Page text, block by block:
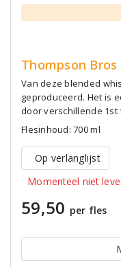
Thompson
Van deze blended
geproduceerd. Het is
door verschillende
Flesinhoud: 700 ml
Op verlanglijst
Momenteel niet
59,50 per fles